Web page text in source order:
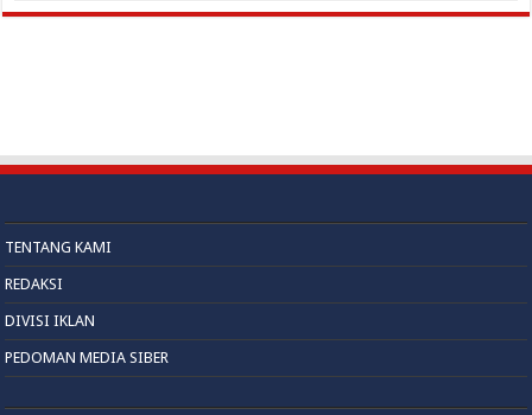
TENTANG KAMI
REDAKSI
DIVISI IKLAN
PEDOMAN MEDIA SIBER